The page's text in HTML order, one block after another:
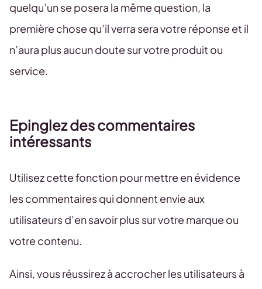
quelqu’un se posera la même question, la
première chose qu’il verra sera votre réponse et il
n’aura plus aucun doute sur votre produit ou
service.
Epinglez des commentaires
intéressants
Utilisez cette fonction pour mettre en évidence
les commentaires qui donnent envie aux
utilisateurs d’en savoir plus sur votre marque ou
votre contenu.
Ainsi, vous réussirez à accrocher les utilisateurs à